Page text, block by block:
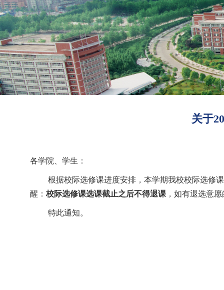
关于
各学院、学生：
根据校际选修课进度安排，本学期我校校际选修
醒： 校际选修课选课截止之后不得退课 ，如有退选意
特此通知。